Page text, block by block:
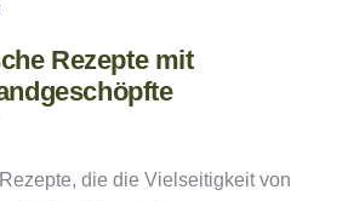
Rezepte mit
die die Vielseitigkeit von